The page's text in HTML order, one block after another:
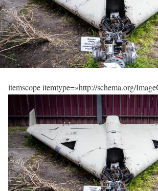
itemscope itemtype=»http://schema.org/